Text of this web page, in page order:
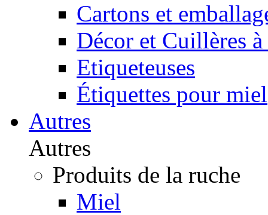
Cartons et
Décor et Cuillères
Etiqueteuses
Étiquettes pour miel
Autres
Autres
Produits de la ruche
Miel